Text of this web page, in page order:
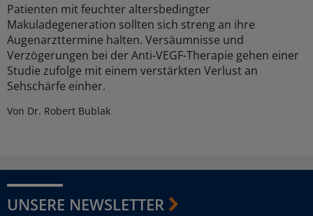
Patienten mit feuchter altersbedingter
Makuladegeneration sollten sich streng an ihre
Augenarzttermine halten. Versäumnisse und
Verzögerungen bei der Anti-VEGF-Therapie gehen einer
Studie zufolge mit einem verstärkten Verlust an
Sehschärfe einher.
Von Dr. Robert Bublak
UNSERE NEWSLETTER